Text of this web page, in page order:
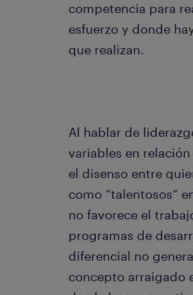
competencia para
esfuerzo y donde
que realizan.
Al hablar de
variables en
el disenso entre
como “talentosos”
no favorece el
programas de
diferencial no
concepto arraigado